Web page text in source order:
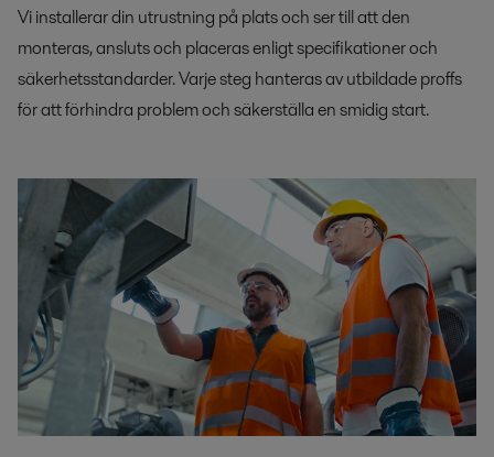
Vi installerar din utrustning på plats och ser till att den
monteras, ansluts och placeras enligt specifikationer och
säkerhetsstandarder. Varje steg hanteras av utbildade proffs
för att förhindra problem och säkerställa en smidig start.